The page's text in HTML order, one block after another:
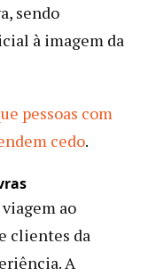
sendo
à imagem da
pessoas com
cedo.
ao
clientes da
A